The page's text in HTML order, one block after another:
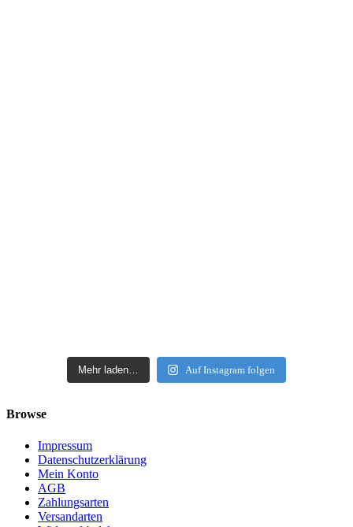
Mehr laden… Auf Instagram folgen
Browse
Impressum
Datenschutzerklärung
Mein Konto
AGB
Zahlungsarten
Versandarten